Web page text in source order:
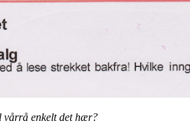
vårrå enkelt det hær?